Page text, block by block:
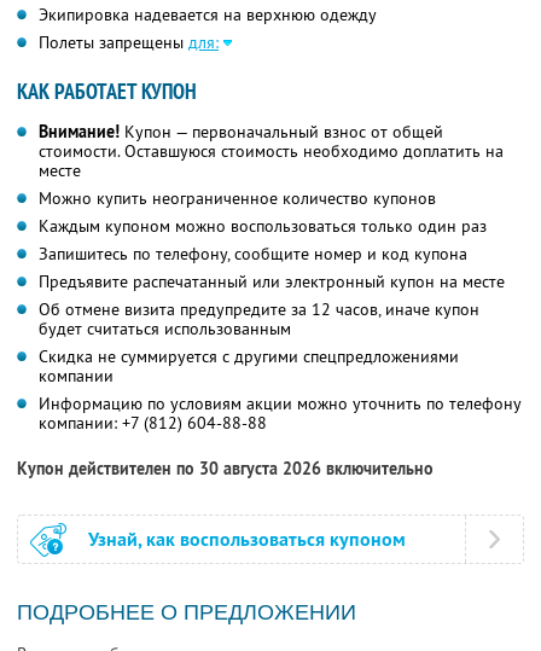
Экипировка надевается на верхнюю одежду
Полеты запрещены для:
КАК РАБОТАЕТ КУПОН
Внимание! Купон — первоначальный взнос от общей
стоимости. Оставшуюся стоимость необходимо доплатить на
месте
Можно купить неограниченное количество купонов
Каждым купоном можно воспользоваться только один раз
Запишитесь по телефону, сообщите номер и код купона
Предъявите распечатанный или электронный купон на месте
Об отмене визита предупредите за 12 часов, иначе купон
будет считаться использованным
Скидка не суммируется с другими спецпредложениями
компании
Информацию по условиям акции можно уточнить по телефону
компании: +7 (812) 604-88-88
Купон действителен по 30 августа 2026 включительно
Узнай, как воспользоваться купоном
ПОДРОБНЕЕ О ПРЕДЛОЖЕНИИ